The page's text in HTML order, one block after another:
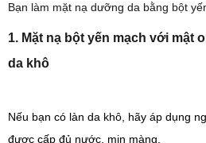
Bạn làm mặt nạ dưỡng da bằng bột
1. Mặt nạ bột yến mạch với mật
da khô
Nếu bạn có làn da khô, hãy áp dụng
được cấp đủ nước, mịn màng.